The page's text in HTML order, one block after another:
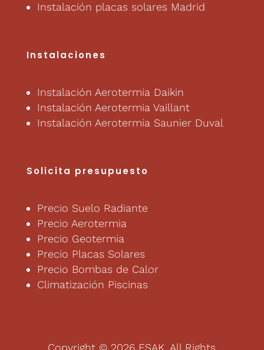
Instalación placas solares Madrid
Instalaciones
Instalación Aerotermia Daikin
Instalación Aerotermia Vaillant
Instalación Aerotermia Saunier Duval
Solicita presupuesto
Precio Suelo Radiante
Precio Aerotermia
Precio Geotermia
Precio Placas Solares
Precio Bombas de Calor
Climatización Piscinas
Copyright © 2026 ESAK. All Rights